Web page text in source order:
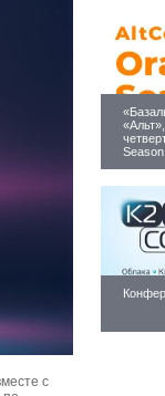
с
Season.